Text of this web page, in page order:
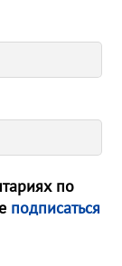
по
подписаться